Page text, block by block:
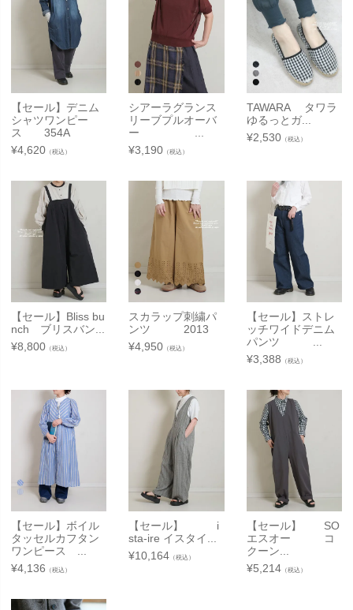
【セール】デニム
シャツワンピー
ス 354A
¥4,620 （税込）
シアーラグランス
リーブプルオーバ
ー ...
¥3,190 （税込）
TAWARA タワラ
ゆるっとガ...
¥2,530（税込）
【セール】Bliss bu
nch ブリスバン...
¥8,800 （税込）
スカラップ刺繍パ
ンツ 2013
¥4,950 （税込）
【セール】ストレ
ッチワイドデニム
パンツ ...
¥3,388 （税込）
【セール】ボイル
タッセルカフタン
ワンピース ...
¥4,136 （税込）
【セール】 i
sta-ire イスタイ...
¥10,164 （税込）
【セール】 SO
エスオー コ
クーン...
¥5,214（税込）